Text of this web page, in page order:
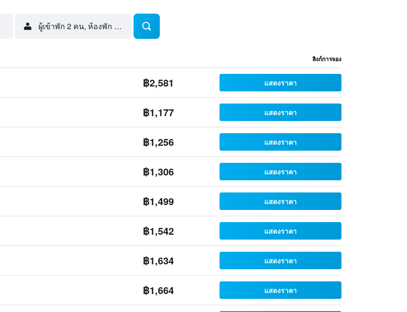
ผู้เข้าพัก 2 คน, ห้องพัก 1 ห้อง
ลิงก์การจอง
฿2,581 แสดงราคา
฿1,177 แสดงราคา
฿1,256 แสดงราคา
฿1,306 แสดงราคา
฿1,499 แสดงราคา
฿1,542 แสดงราคา
฿1,634 แสดงราคา
฿1,664 แสดงราคา